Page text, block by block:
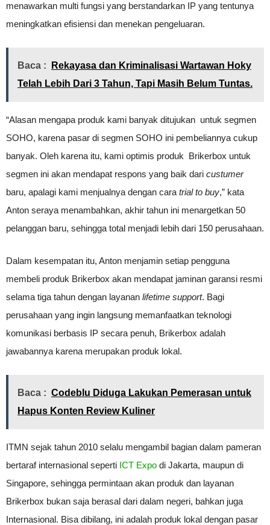
menawarkan multi fungsi yang berstandarkan IP yang tentunya
meningkatkan efisiensi dan menekan pengeluaran.
Baca :
Rekayasa dan Kriminalisasi Wartawan Hoky
Telah Lebih Dari 3 Tahun, Tapi Masih Belum Tuntas.
“Alasan mengapa produk kami banyak ditujukan untuk segmen
SOHO, karena pasar di segmen SOHO ini pembeliannya cukup
banyak. Oleh karena itu, kami optimis produk Brikerbox untuk
segmen ini akan mendapat respons yang baik dari custumer
baru, apalagi kami menjualnya dengan cara trial to buy,” kata
Anton seraya menambahkan, akhir tahun ini menargetkan 50
pelanggan baru, sehingga total menjadi lebih dari 150 perusahaan.
Dalam kesempatan itu, Anton menjamin setiap pengguna
membeli produk Brikerbox akan mendapat jaminan garansi resmi
selama tiga tahun dengan layanan lifetime support. Bagi
perusahaan yang ingin langsung memanfaatkan teknologi
komunikasi berbasis IP secara penuh, Brikerbox adalah
jawabannya karena merupakan produk lokal.
Baca : Codeblu Diduga Lakukan Pemerasan untuk
Hapus Konten Review Kuliner
ITMN sejak tahun 2010 selalu mengambil bagian dalam pameran
bertaraf internasional seperti ICT Expo di Jakarta, maupun di
Singapore, sehingga permintaan akan produk dan layanan
Brikerbox bukan saja berasal dari dalam negeri, bahkan juga
Internasional. Bisa dibilang, ini adalah produk lokal dengan pasar